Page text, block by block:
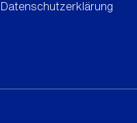
Datenschutzerklärung